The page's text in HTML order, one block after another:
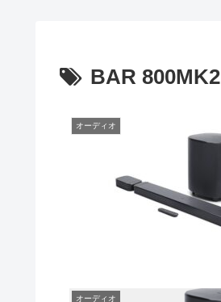
BAR 800MK2
オーディオ
オーディオ